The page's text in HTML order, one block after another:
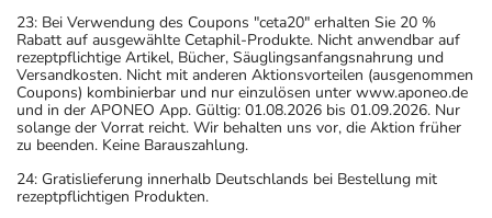
23: Bei Verwendung des Coupons "ceta20" erhalten Sie 20 %
Rabatt auf ausgewählte Cetaphil-Produkte. Nicht anwendbar auf
rezeptpflichtige Artikel, Bücher, Säuglingsanfangsnahrung und
Versandkosten. Nicht mit anderen Aktionsvorteilen (ausgenommen
Coupons) kombinierbar und nur einzulösen unter www.aponeo.de
und in der APONEO App. Gültig: 01.08.2026 bis 01.09.2026. Nur
solange der Vorrat reicht. Wir behalten uns vor, die Aktion früher
zu beenden. Keine Barauszahlung.
24: Gratislieferung innerhalb Deutschlands bei Bestellung mit
rezeptpflichtigen Produkten.